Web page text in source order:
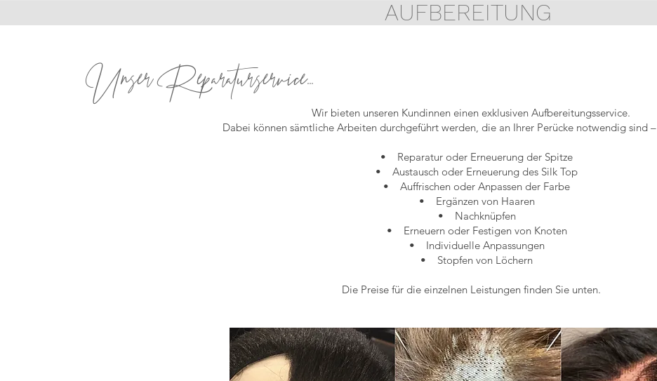
AUFBEREITUNG
UnserReparaturservice...
Wir bieten unseren Kundinnen einen exklusiven Aufbereitungsservice.
Dabei können sämtliche Arbeiten durchgeführt werden, die an Ihrer Perücke notwendig sind
• Reparatur oder Erneuerung der Spitze
• Austausch oder Erneuerung des Silk Top
• Auffrischen oder Anpassen der Farbe
• Ergänzen von Haaren
• Nachknüpfen
• Erneuern oder Festigen von Knoten
• Individuelle Anpassungen
• Stopfen von Löchern
Die Preise für die einzelnen Leistungen finden Sie unten.